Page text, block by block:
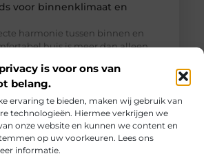
is voor ons van
belang.
ervaring te bieden, maken wij gebruik van
technologieën. Hiermee verkrijgen we
onze website en kunnen we content en
op uw voorkeuren. Lees ons
informatie.
voor binnenklimaat en
harmonie tussen binnen en
huis is meer dan alleen
komen. De kwaliteit van ons leven
door onze directe omgeving.
voor de sfeer binnenshuis,
buitenruimte die we tot onze